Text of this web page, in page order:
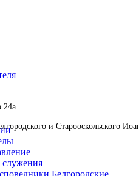
служения
Белгородские
24а
и Старооскольского